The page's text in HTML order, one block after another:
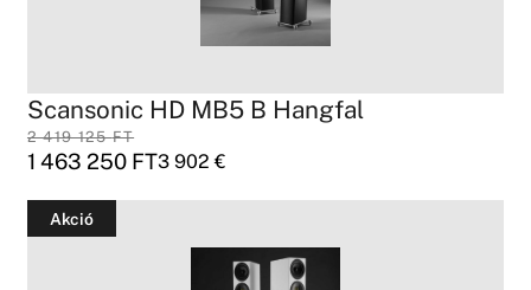
Scansonic HD MB5 B Hangfal
2 419 125FT
1 463 250 FT3 902€
Akció